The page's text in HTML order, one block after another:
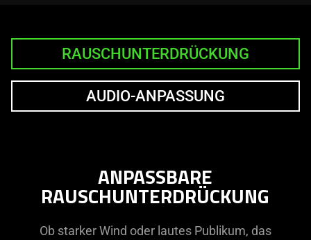
RAUSCHUNTERDRÜCKUNG
AUDIO-ANPASSUNG
ANPASSBARE
RAUSCHUNTERDRÜCKUNG
Ob starker Wind oder lautes Publikum, das